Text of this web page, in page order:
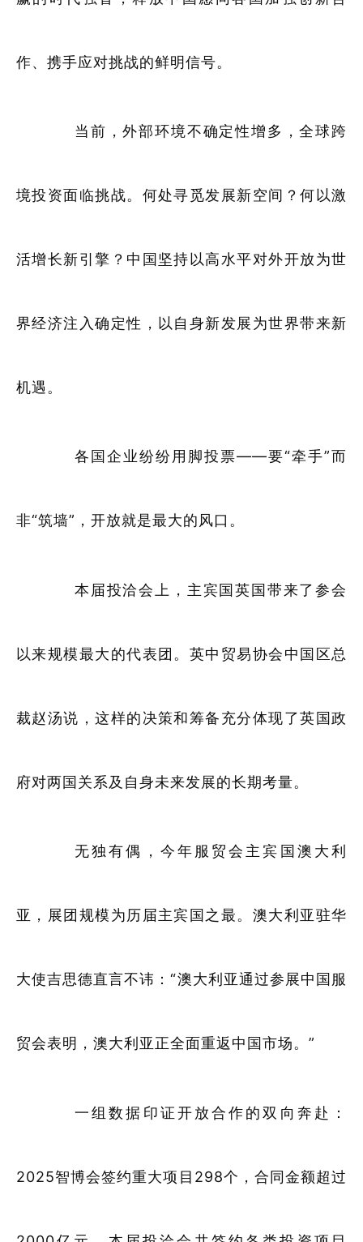
作、携手应对挑战的鲜明信号。
当前，外部环境不确定性增多，全球跨
境投资面临挑战。何处寻觅发展新空间？何以激
活增长新引擎？中国坚持以高水平对外开放为世
界经济注入确定性，以自身新发展为世界带来新
机遇。
各国企业纷纷用脚投票——要“牵手”而
非“筑墙”，开放就是最大的风口。
本届投洽会上，主宾国英国带来了参会
以来规模最大的代表团。英中贸易协会中国区总
裁赵汤说，这样的决策和筹备充分体现了英国政
府对两国关系及自身未来发展的长期考量。
无独有偶，今年服贸会主宾国澳大利
亚，展团规模为历届主宾国之最。澳大利亚驻华
大使吉思德直言不讳：“澳大利亚通过参展中国服
贸会表明，澳大利亚正全面重返中国市场。”
一组数据印证开放合作的双向奔赴：
2025智博会签约重大项目298个，合同金额超过